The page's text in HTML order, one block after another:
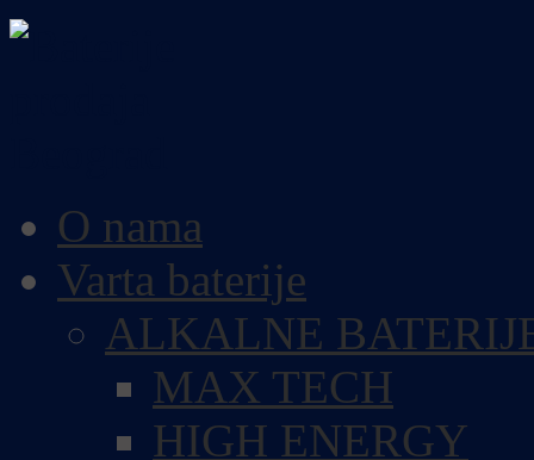
O nama
Varta baterije
ALKALNE
MAX TECH
HIGH ENERGY